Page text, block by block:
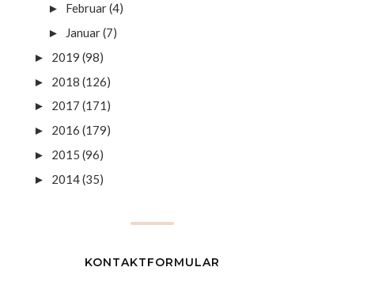
► Februar(4)
► Januar(7)
► 2019 (98)
► 2018 (126)
► 2017 (171)
► 2016 (179)
► 2015 (96)
► 2014(35)
KONTAKTFORMULAR